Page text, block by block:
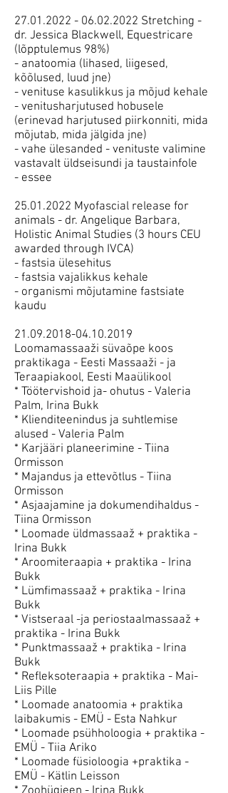
27.01.2022 - 06.02.2022 Stretching -
dr. Jessica Blackwell, Equestricare
(lõpptulemus 98%)
- anatoomia (lihased, liigesed,
kõõlused, luud jne)
- venituse kasulikkus ja mõjud kehale
- venitusharjutused hobusele
(erinevad harjutused piirkonniti, mida
mõjutab, mida jälgida jne)
- vahe ülesanded - venituste valimine
vastavalt üldseisundi ja taustainfole
- essee
​25.01.2022 Myofascial release for
animals - dr. Angelique Barbara,
Holistic Animal Studies (3 hours CEU
awarded through IVCA)
- fastsia ülesehitus
- fastsia vajalikkus kehale
- organismi mõjutamine fastsiate
kaudu
​21.09.2018-04.10.2019
Loomamassaaži süvaõpe koos
praktikaga - Eesti Massaaži - ja
Teraapiakool, Eesti Maaülikool
* Töötervishoid ja- ohutus - Valeria
Palm, Irina Bukk
* Klienditeenindus ja suhtlemise
alused - Valeria Palm
* Karjääri planeerimine - Tiina
Ormisson
* Majandus ja ettevõtlus - Tiina
Ormisson
* Asjaajamine ja dokumendihaldus -
Tiina Ormisson
* Loomade üldmassaaž + praktika -
Irina Bukk
* Aroomiteraapia + praktika - Irina
Bukk
* Lümfimassaaž + praktika - Irina
Bukk
* Vistseraal -ja periostaalmassaaž +
praktika - Irina Bukk
* Punktmassaaž + praktika - Irina
Bukk
* Refleksoteraapia + praktika - Mai-
Liis Pille
* Loomade anatoomia + praktika
laibakumis - EMÜ - Esta Nahkur
* Loomade psühholoogia + praktika -
EMÜ - Tiia Ariko
* Loomade füsioloogia +praktika -
EMÜ - Kätlin Leisson